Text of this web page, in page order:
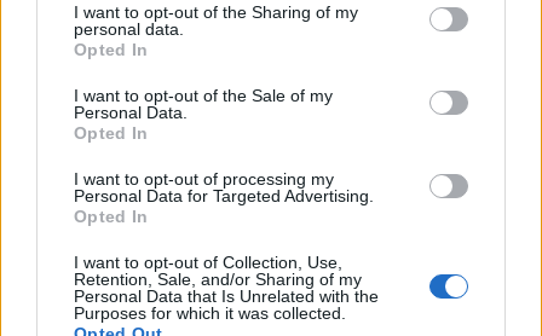
I want to opt-out of the Sharing of my
personal data.
Opted In
I want to opt-out of the Sale of my
Personal Data.
Opted In
I want to opt-out of processing my
Personal Data for Targeted Advertising.
Opted In
I want to opt-out of Collection, Use,
Retention, Sale, and/or Sharing of my
Personal Data that Is Unrelated with the
Purposes for which it was collected.